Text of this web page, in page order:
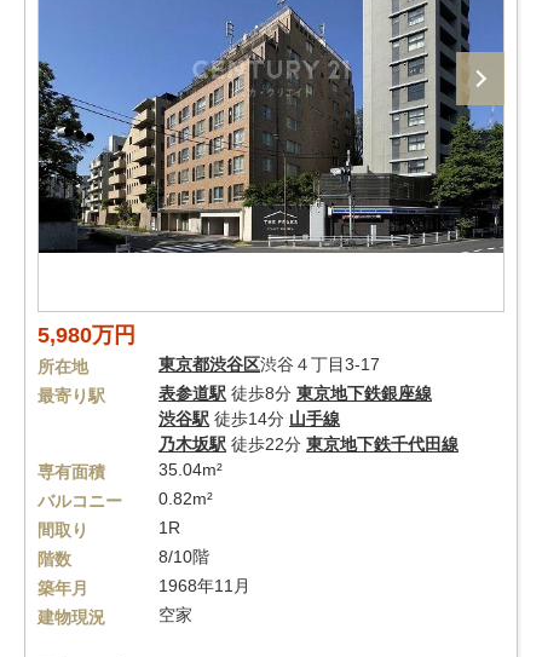
5,980万円
所在地 東京都渋谷区渋谷４丁目3-17
最寄り駅
表参道駅 徒歩8分 東京地下鉄銀座線
渋谷駅 徒歩14分 山手線
乃木坂駅 徒歩22分 東京地下鉄千代田線
専有面積
35.04m²
バルコニー
0.82m²
間取り
1R
階数
8/10階
築年月
1968年11月
建物現況
空家